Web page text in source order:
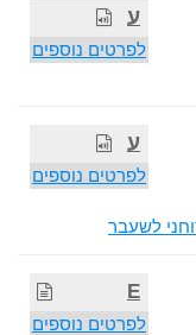
ע
לפרטים נוספים
ע
לפרטים נוספים
לשעבר
E
לפרטים נוספים